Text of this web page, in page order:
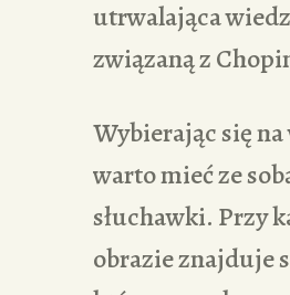
utrwalająca
związaną z
Wybierając się
warto mieć ze
słuchawki. Przy
obrazie znajduje